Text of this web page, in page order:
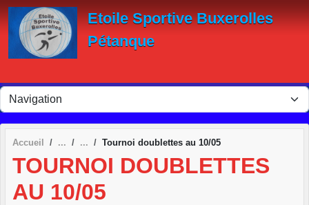
Etoile Sportive Buxerolles
Pétanque
Accueil Tournoi doublettes au 10/05
TOURNOI DOUBLETTES
AU 10/05
Panneau de gestion des cookies